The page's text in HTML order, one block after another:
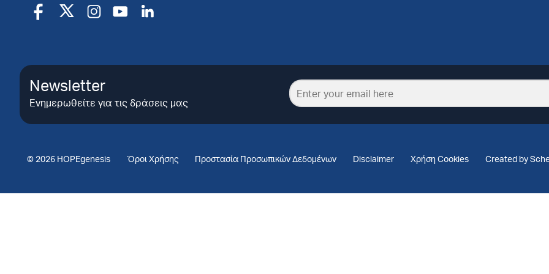
Newsletter
Ενημερωθείτε για τις δράσεις μας
© 2026 HOPEgenesis Όροι Χρήσης Προστασία Προσωπικών Δεδομένων Disclaimer Χρήση Cookies Created by